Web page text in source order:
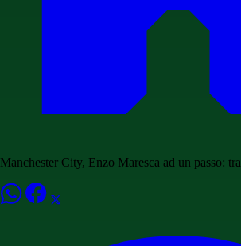
Manchester City, Enzo Maresca ad un passo: